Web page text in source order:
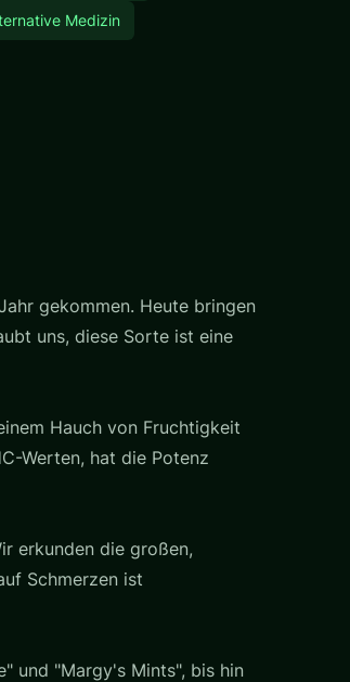
Medizin
gekommen. Heute bringen
uns, diese Sorte ist eine
Hauch von Fruchtigkeit
Werten, hat die Potenz
erkunden die großen,
Schmerzen ist
und "Margy's Mints", bis hin